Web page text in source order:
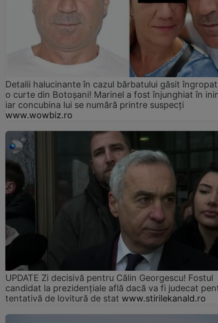
Detalii halucinante în cazul bărbatului găsit
o curte din Botoșani! Marinel a fost înjunghiat în
iar concubina lui se numără printre suspecți
www.wowbiz.ro
UPDATE Zi decisivă pentru Călin Georgescu! Fostul
candidat la prezidențiale află dacă va fi judecat
tentativă de lovitură de stat www.stirilekanald.ro